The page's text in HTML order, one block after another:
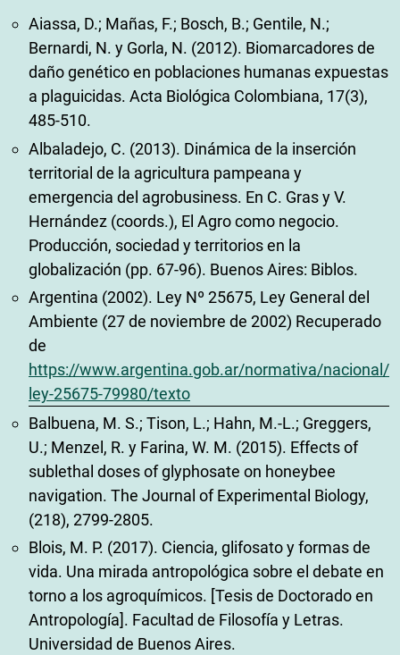
Aiassa, D.; Mañas, F.; Bosch, B.; Gentile, N.;
Bernardi, N. y Gorla, N. (2012). Biomarcadores de
daño genético en poblaciones humanas expuestas
a plaguicidas. Acta Biológica Colombiana, 17(3),
485-510.
Albaladejo, C. (2013). Dinámica de la inserción
territorial de la agricultura pampeana y
emergencia del agrobusiness. En C. Gras y V.
Hernández (coords.), El Agro como negocio.
Producción, sociedad y territorios en la
globalización (pp. 67-96). Buenos Aires: Biblos.
Argentina (2002). Ley Nº 25675, Ley General del
Ambiente (27 de noviembre de 2002) Recuperado
de
https://www.argentina.gob.ar/normativa/nacional/
ley-25675-79980/texto
Balbuena, M. S.; Tison, L.; Hahn, M.-L.; Greggers,
U.; Menzel, R. y Farina, W. M. (2015). Effects of
sublethal doses of glyphosate on honeybee
navigation. The Journal of Experimental Biology,
(218), 2799-2805.
Blois, M. P. (2017). Ciencia, glifosato y formas de
vida. Una mirada antropológica sobre el debate en
torno a los agroquímicos. [Tesis de Doctorado en
Antropología]. Facultad de Filosofía y Letras.
Universidad de Buenos Aires.